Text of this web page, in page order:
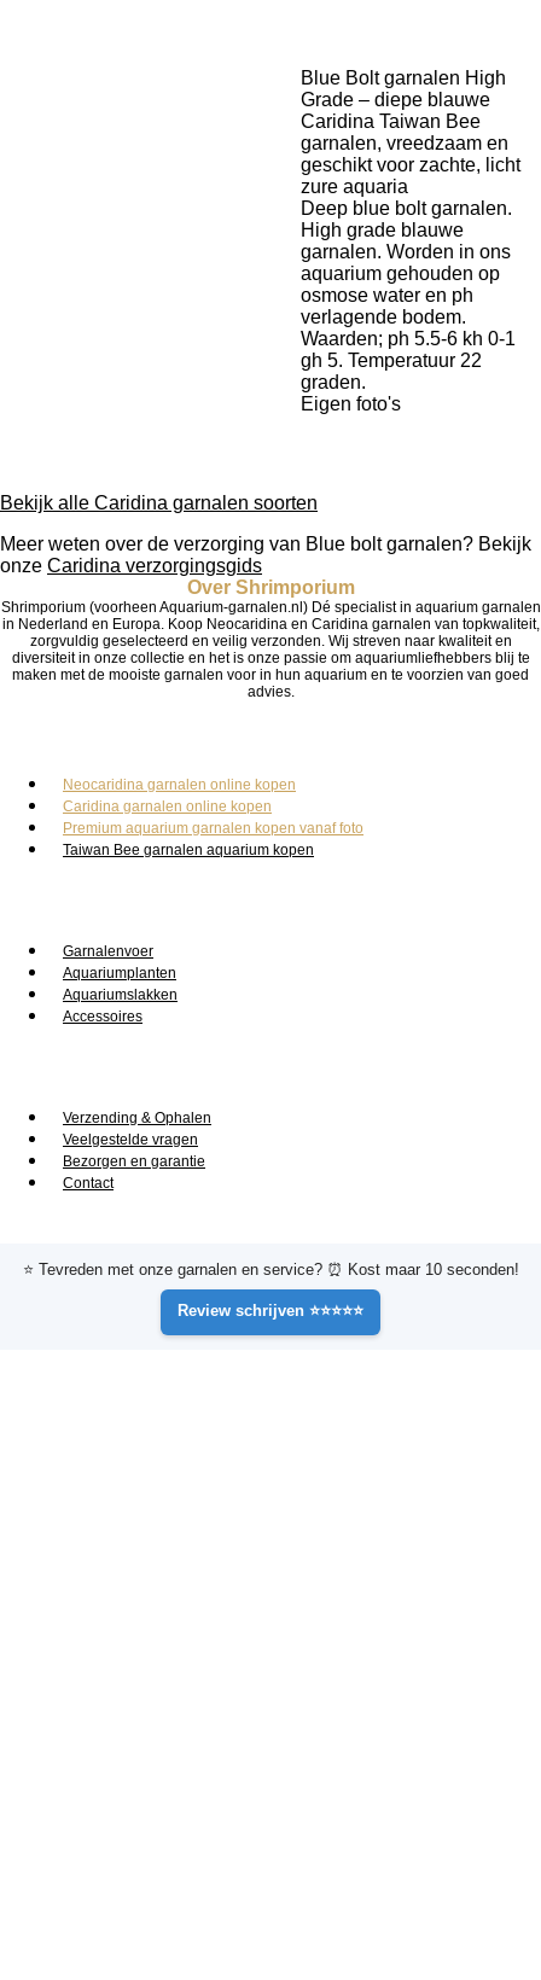
Blue Bolt garnalen High
Grade – diepe blauwe
Caridina Taiwan Bee
garnalen, vreedzaam en
geschikt voor zachte, licht
zure aquaria
Deep blue bolt garnalen.
High grade blauwe
garnalen. Worden in ons
aquarium gehouden op
osmose water en ph
verlagende bodem.
Waarden; ph 5.5-6 kh 0-1
gh 5. Temperatuur 22
graden.
Eigen foto's
Bekijk alle Caridina garnalen soorten
Meer weten over de verzorging van Blue bolt garnalen? Bekijk
onze Caridina verzorgingsgids
Over Shrimporium
Shrimporium (voorheen Aquarium-garnalen.nl) Dé specialist in aquarium garnalen
in Nederland en Europa. Koop Neocaridina en Caridina garnalen van topkwaliteit,
zorgvuldig geselecteerd en veilig verzonden. Wij streven naar kwaliteit en
diversiteit in onze collectie en het is onze passie om aquariumliefhebbers blij te
maken met de mooiste garnalen voor in hun aquarium en te voorzien van goed
advies.
Neocaridina garnalen online kopen
Caridina garnalen online kopen
Premium aquarium garnalen kopen vanaf foto
Taiwan Bee garnalen aquarium kopen
Garnalenvoer
Aquariumplanten
Aquariumslakken
Accessoires
Verzending & Ophalen
Veelgestelde vragen
Bezorgen en garantie
Contact
⭐ Tevreden met onze garnalen en service? ⏰ Kost maar 10 seconden!
Review schrijven ⭐⭐⭐⭐⭐